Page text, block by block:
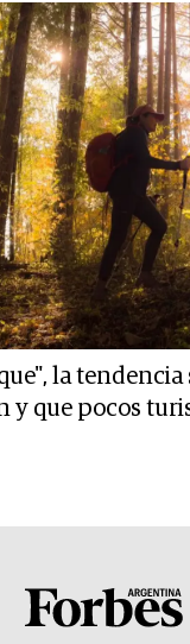
la
y que pocos